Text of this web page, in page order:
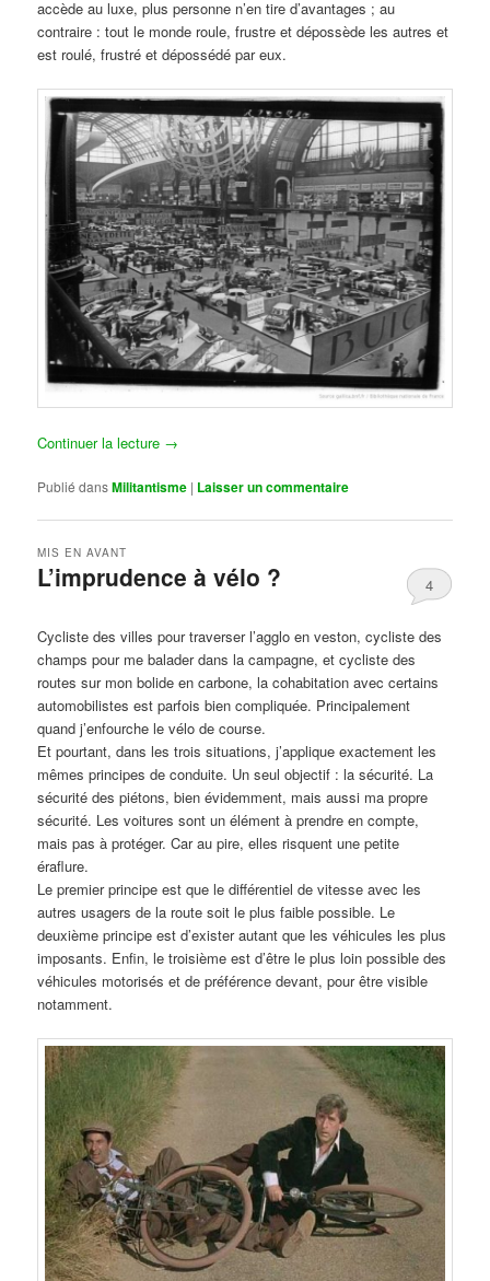
accède au luxe, plus personne n’en tire d’avantages ; au
contraire : tout le monde roule, frustre et dépossède les autres et
est roulé, frustré et dépossédé par eux.
Continuer la lecture →
Publié dansMilitantisme | Laisser un commentaire
L’imprudence à vélo ?
MIS EN AVANT
4
Cycliste des villes pour traverser l’agglo en veston, cycliste des
champs pour me balader dans la campagne, et cycliste des
routes sur mon bolide en carbone, la cohabitation avec certains
automobilistes est parfois bien compliquée. Principalement
quand j’enfourche le vélo de course.
Et pourtant, dans les trois situations, j’applique exactement les
mêmes principes de conduite. Un seul objectif : la sécurité. La
sécurité des piétons, bien évidemment, mais aussi ma propre
sécurité. Les voitures sont un élément à prendre en compte,
mais pas à protéger. Car au pire, elles risquent une petite
éraflure.
Le premier principe est que le différentiel de vitesse avec les
autres usagers de la route soit le plus faible possible. Le
deuxième principe est d’exister autant que les véhicules les plus
imposants. Enfin, le troisième est d’être le plus loin possible des
véhicules motorisés et de préférence devant, pour être visible
notamment.